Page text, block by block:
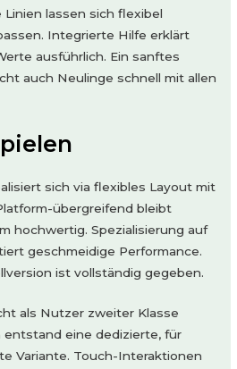
lassen sich flexibel
Integrierte Hilfe erklärt
ausführlich. Ein sanftes
auch Neulinge schnell mit allen
sich via flexibles Layout mit
übergreifend bleibt
hochwertig. Spezialisierung auf
geschmeidige Performance.
ist vollständig gegeben.
als Nutzer zweiter Klasse
eine dedizierte, für
Variante. Touch-Interaktionen